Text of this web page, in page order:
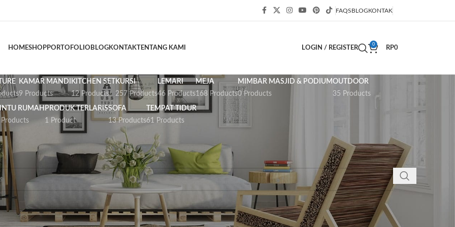
FAQSBLOGKONTAK
HOMESHOPPORTOFOLIO BLOGKONTAKTENTANG KAMI LOGIN / REGISTER
0
RP0
KAMAR MANDI
9 Products
KITCHEN SET
12 Products
KURSI
257 Products
LEMARI
46 Products
MEJA
168 Products
MIMBAR MASJID & PODIUM
0 Products
OUTDOOR
35 Products
RUMAH PRODUK TERLARIS
1 Product
SOFA
13 Products
TEMPAT TIDUR
61 Products
Kamar Set
ditemukan sesuai dengan pilihan Anda.